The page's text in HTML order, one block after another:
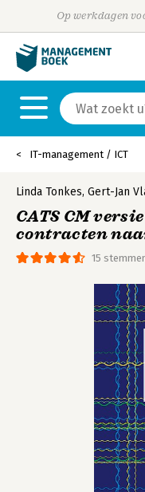
Op werkdagen
IT-management / ICT
15
Linda Tonkes, Gert-Jan
CATS CM
contracten